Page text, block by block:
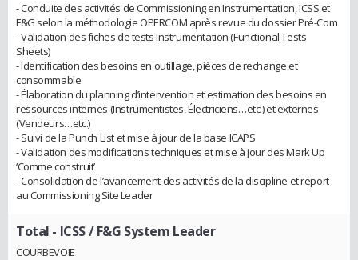
- Conduite des activités de Commissioning en Instrumentation, ICSS et
F&G selon la méthodologie OPERCOM après revue du dossier Pré-Com
- Validation des fiches de tests Instrumentation (Functional Tests
Sheets)
- Identification des besoins en outillage, pièces de rechange et
consommable
- Élaboration du planning d’intervention et estimation des besoins en
ressources internes (Instrumentistes, Électriciens…etc.) et externes
(Vendeurs…etc.)
- Suivi de la Punch List et mise à jour de la base ICAPS
- Validation des modifications techniques et mise à jour des Mark Up
‘Comme construit’
- Consolidation de l’avancement des activités de la discipline et report
au Commissioning Site Leader
Total - ICSS / F&G System Leader
COURBEVOIE